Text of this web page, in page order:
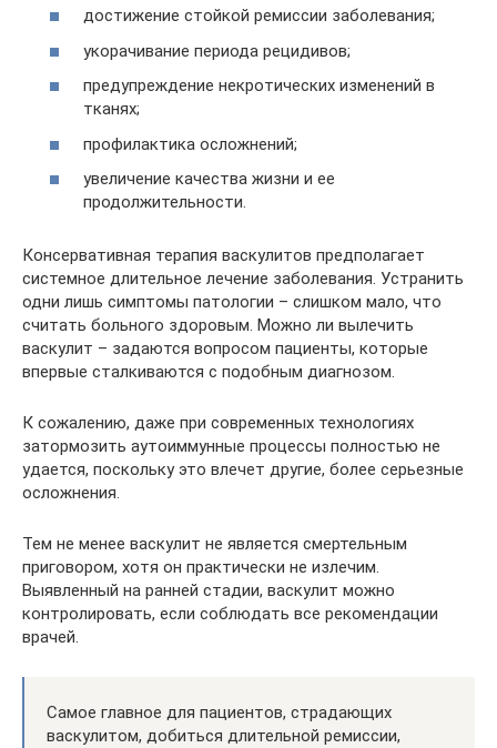
достижение стойкой ремиссии заболевания;
укорачивание периода рецидивов;
предупреждение некротических изменений в
тканях;
профилактика осложнений;
увеличение качества жизни и ее
продолжительности.
Консервативная терапия васкулитов предполагает
системное длительное лечение заболевания. Устранить
одни лишь симптомы патологии – слишком мало, что
считать больного здоровым. Можно ли вылечить
васкулит – задаются вопросом пациенты, которые
впервые сталкиваются с подобным диагнозом.
К сожалению, даже при современных технологиях
затормозить аутоиммунные процессы полностью не
удается, поскольку это влечет другие, более серьезные
осложнения.
Тем не менее васкулит не является смертельным
приговором, хотя он практически не излечим.
Выявленный на ранней стадии, васкулит можно
контролировать, если соблюдать все рекомендации
врачей.
Самое главное для пациентов, страдающих
васкулитом, добиться длительной ремиссии,